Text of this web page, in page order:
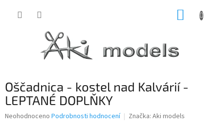
Oščadnica - kostel nad Kalvárií -
LEPTANÉ DOPLŇKY
Průměrné
Neohodnoceno Podrobnosti hodnocení Značka: Aki models